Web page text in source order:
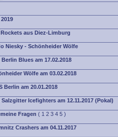
aus Diez-Limburg
Niesky - Schönheider Wölfe
Blues am 17.02.2018
Wölfe am 03.02.2018
Berlin am 20.01.2018
Icefighters am 12.11.2017 (Pokal)
Fragen ( 1 2 3 4 5 )
Crashers am 04.11.2017